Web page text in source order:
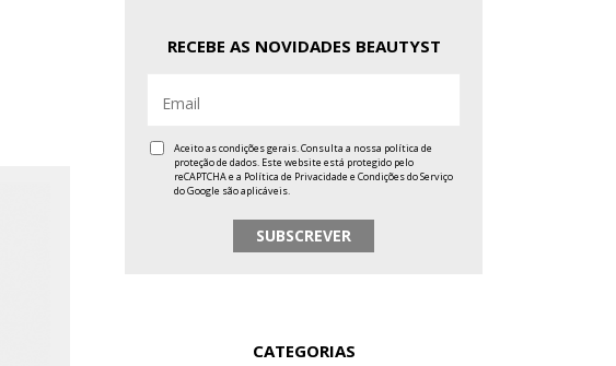
RECEBE AS NOVIDADES BEAUTYST
Aceito as condições gerais. Consulta a nossa política de
proteção de dados. Este website está protegido pelo
reCAPTCHA e a Política de Privacidade eCondições do Serviço
do Google são aplicáveis.
CATEGORIAS